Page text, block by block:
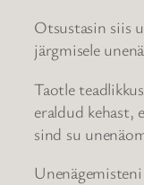
Otsustasin siis
järgmisele
Taotle
eraldud kehast,
sind su
Unenägemisteni